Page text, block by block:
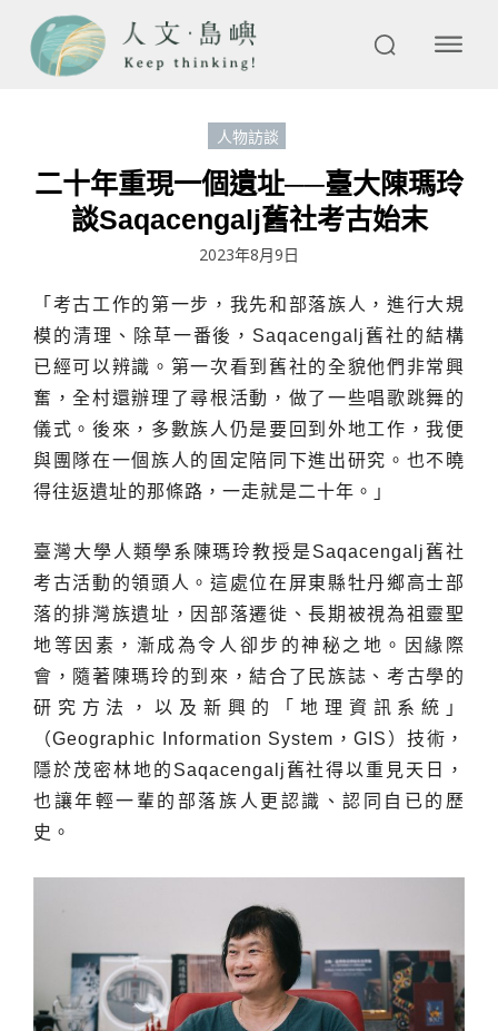
人物訪談
二十年重現一個遺址──臺大陳瑪玲
談Saqacengalj舊社考古始末
2023年8月9日
「考古工作的第一步，我先和部落族人，進行大規
模的清理、除草一番後，Saqacengalj舊社的結構
已經可以辨識。第一次看到舊社的全貌他們非常興
奮，全村還辦理了尋根活動，做了一些唱歌跳舞的
儀式。後來，多數族人仍是要回到外地工作，我便
與團隊在一個族人的固定陪同下進出研究。也不曉
得往返遺址的那條路，一走就是二十年。」
臺灣大學人類學系陳瑪玲教授是Saqacengalj舊社
考古活動的領頭人。這處位在屏東縣牡丹鄉高士部
落的排灣族遺址，因部落遷徙、長期被視為祖靈聖
地等因素，漸成為令人卻步的神秘之地。因緣際
會，隨著陳瑪玲的到來，結合了民族誌、考古學的
研究方法，以及新興的「地理資訊系統」
（Geographic Information System，GIS）技術，
隱於茂密林地的Saqacengalj舊社得以重見天日，
也讓年輕一輩的部落族人更認識、認同自已的歷
史。